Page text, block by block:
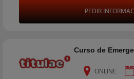
PEDIR
Curso de
ONLINE